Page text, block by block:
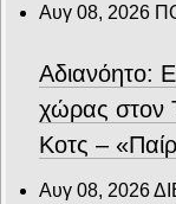
Αυγ 08, 2026
Αδιανόητο:
χώρας στον
Κοτς –
Αυγ 08, 2026